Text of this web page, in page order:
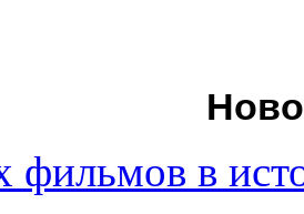
фильмов в